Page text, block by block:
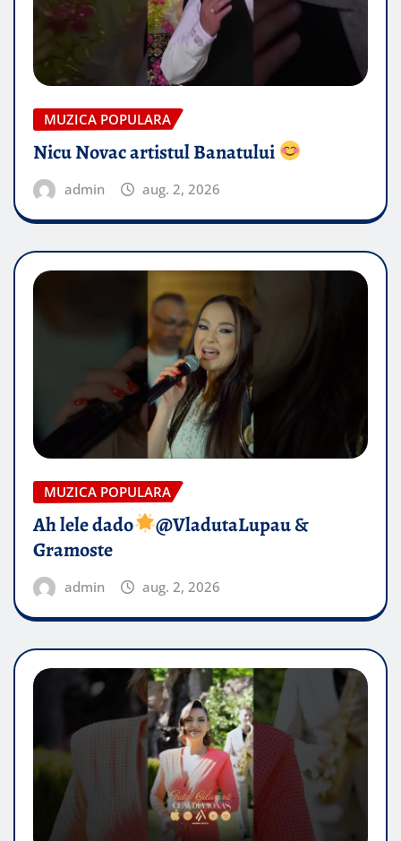
MUZICA POPULARA
Nicu Novac artistul Banatului
admin aug. 2, 2026
MUZICA POPULARA
Ah lele dado​
@VladutaLupau &
Gramoste
admin aug. 2, 2026